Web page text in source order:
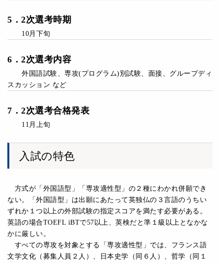
5 ． 2次選考時期
10月下旬
6．2次選考内容
外国語試験、専攻(プログラム)別試験、面接、グループディ
スカッション など
7． 2次選考合格発表
11月上旬
入試の特色
方式が「外国語型」「専攻適性型」の２種にわかれ併願でき
ない。「外国語型」は出願にあたって英独仏の３言語のうちい
ずれか１つ以上の外部試験の指定スコアを満たす必要がある。
英語の場合TOEFL iBTで57以上、英検だと準１級以上となかな
かに厳しい。
すべての専攻を対象とする「専攻適性型」では、フランス語
文学文化（募集人員２人）、日本史学（同６人）、哲学（同１